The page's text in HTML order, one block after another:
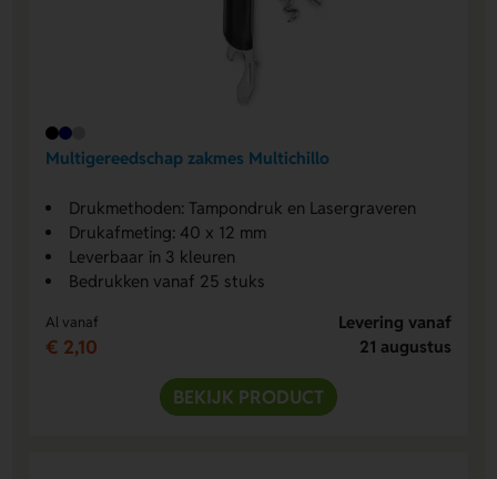
Multigereedschap zakmes Multichillo
Drukmethoden: Tampondruk en Lasergraveren
Drukafmeting: 40 x 12 mm
Leverbaar in 3 kleuren
Bedrukken vanaf 25 stuks
Al vanaf
€ 2,10
Levering vanaf
21 augustus
BEKIJK PRODUCT